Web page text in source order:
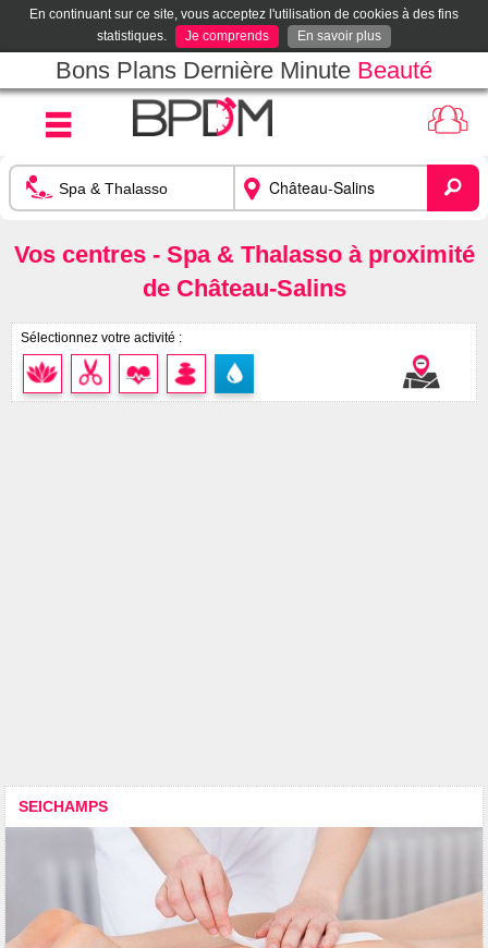
En continuant sur ce site, vous acceptez l'utilisation de cookies à des fins
statistiques.
Je comprends En savoir plus
Bons Plans Dernière Minute Beauté
Vos centres - Spa & Thalasso à proximité
de Château-Salins
Sélectionnez votre activité :
SEICHAMPS